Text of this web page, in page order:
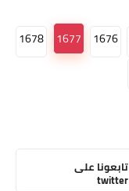
1676
1677
1678
تابعونا على
twitter